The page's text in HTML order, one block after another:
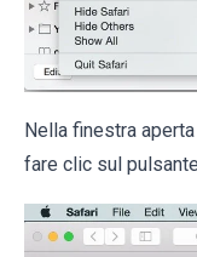
Nella finestra
fare clic sul pulsante